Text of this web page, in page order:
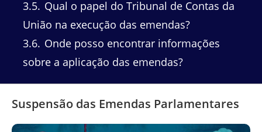
3.5 Qual o papel do Tribunal de Contas da
União na execução das emendas?
3.6 Onde posso encontrar informações
sobre a aplicação das emendas?
Suspensão das Emendas Parlamentares